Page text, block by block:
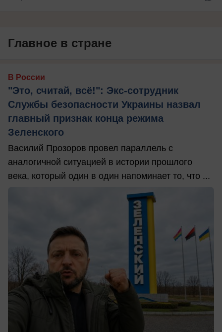
Главное в стране
В России
"Это, считай, всё!": Экс-сотрудник
Службы безопасности Украины назвал
главный признак конца режима
Зеленского
Василий Прозоров провел параллель с
аналогичной ситуацией в истории прошлого
века, который один в один напоминает то, что ...